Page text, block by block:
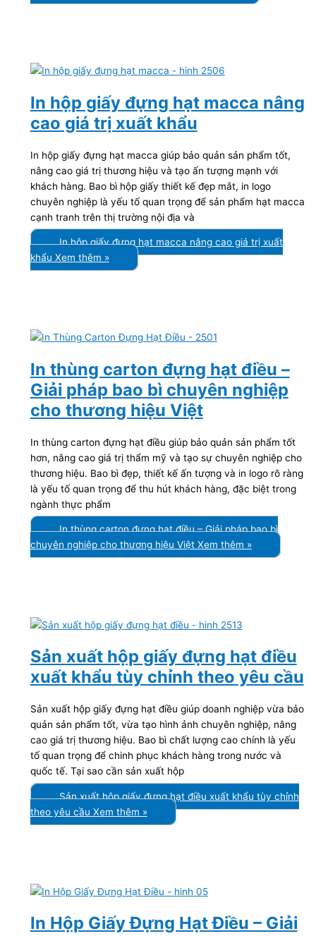
In hộp giấy đựng hạt macca nâng
cao giá trị xuất khẩu
In hộp giấy đựng hạt macca giúp bảo quản sản phẩm tốt,
nâng cao giá trị thương hiệu và tạo ấn tượng mạnh với
khách hàng. Bao bì hộp giấy thiết kế đẹp mắt, in logo
chuyên nghiệp là yếu tố quan trọng để sản phẩm hạt macca
cạnh tranh trên thị trường nội địa và
In hộp giấy đựng hạt macca nâng cao giá trị xuất
khẩu Xem thêm »
In thùng carton đựng hạt điều –
Giải pháp bao bì chuyên nghiệp
cho thương hiệu Việt
In thùng carton đựng hạt điều giúp bảo quản sản phẩm tốt
hơn, nâng cao giá trị thẩm mỹ và tạo sự chuyên nghiệp cho
thương hiệu. Bao bì đẹp, thiết kế ấn tượng và in logo rõ ràng
là yếu tố quan trọng để thu hút khách hàng, đặc biệt trong
ngành thực phẩm
In thùng carton đựng hạt điều – Giải pháp bao bì
chuyên nghiệp cho thương hiệu ViệtXem thêm »
Sản xuất hộp giấy đựng hạt điều
xuất khẩu tùy chỉnh theo yêu cầu
Sản xuất hộp giấy đựng hạt điều giúp doanh nghiệp vừa bảo
quản sản phẩm tốt, vừa tạo hình ảnh chuyên nghiệp, nâng
cao giá trị thương hiệu. Bao bì chất lượng cao chính là yếu
tố quan trọng để chinh phục khách hàng trong nước và
quốc tế. Tại sao cần sản xuất hộp
Sản xuất hộp giấy đựng hạt điều xuất khẩu tùy chỉnh
theo yêu cầu Xem thêm »
In Hộp Giấy Đựng Hạt Điều – Giải